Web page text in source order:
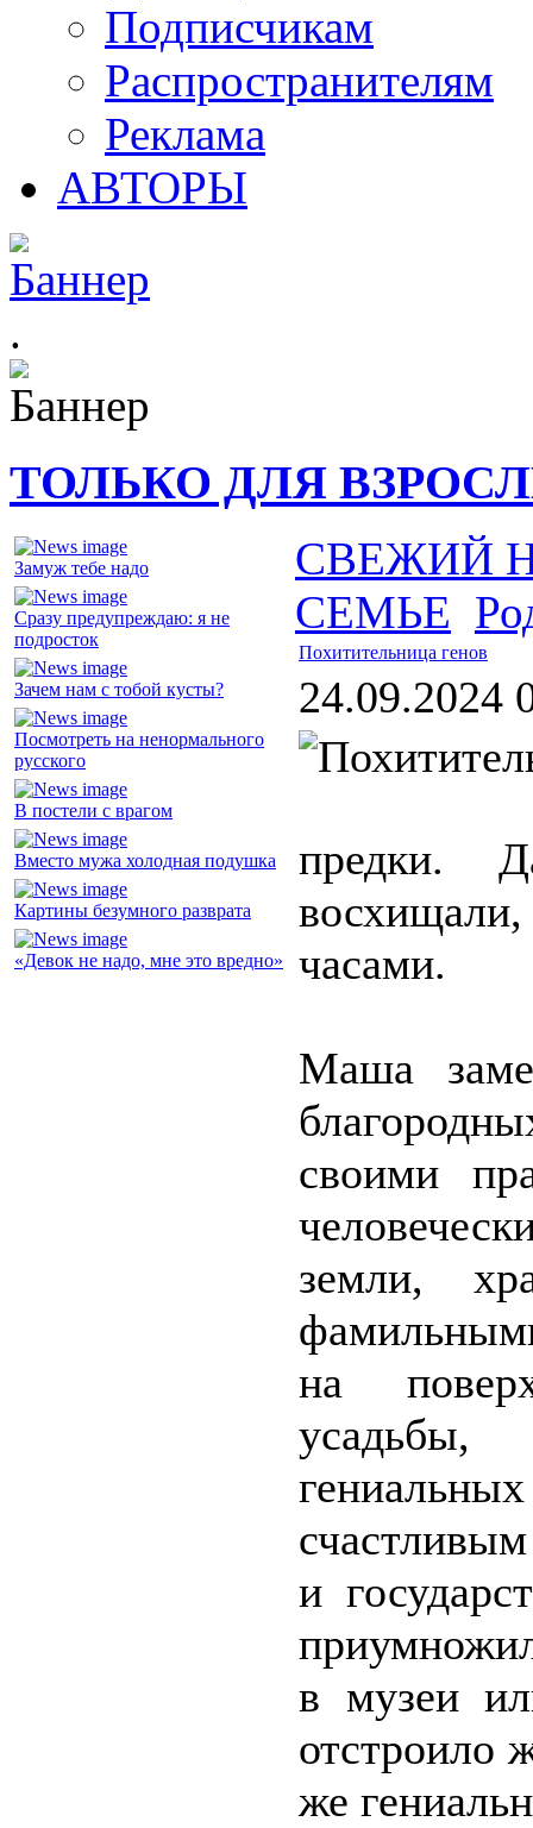
Подписчикам
Распространителям
Реклама
АВТОРЫ
.
ТОЛЬКО ДЛЯ
Замуж тебе надо
Сразу предупреждаю: я не
подросток
Зачем нам с тобой кусты?
Посмотреть на ненормального
русского
В постели с врагом
Вместо мужа холодная подушка
Картины безумного разврата
«Девок не надо, мне это вредно»
СВЕЖИЙ
СЕМЬЕ
Похитительница генов
24.09.2024
предки.
восхищали,
часами.
Маша
своими
земли,
на
усадьбы,
и
в музеи
отстроило
же